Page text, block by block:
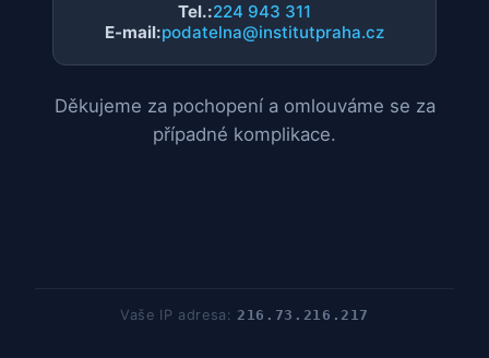
Tel.:224 943 311
E-mail:podatelna@institutpraha.cz
Děkujeme za pochopení a omlouváme se za
případné komplikace.
Vaše IP adresa:216.73.216.217